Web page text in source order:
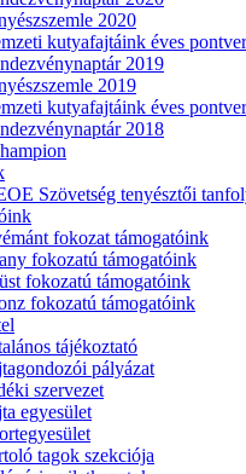
2020
kutyafajtáink éves
2019
2019
kutyafajtáink éves
2018
Szövetség tenyésztői
fokozat támogatóink
fokozatú támogatóink
fokozatú támogatóink
fokozatú támogatóink
tájékoztató
pályázat
szervezet
egyesület
tagok szekciója